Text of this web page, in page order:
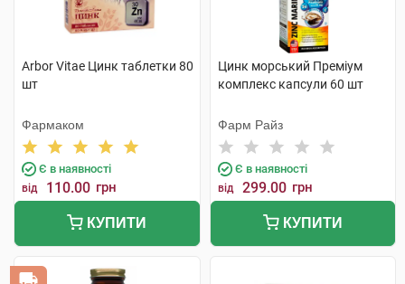
Arbor Vitae Цинк таблетки 80
шт
Фармаком
Є в наявності
від 110.00 грн
КУПИТИ
Цинк морський Преміум
комплекс капсули 60 шт
Фарм Райз
Є в наявності
від 299.00 грн
КУПИТИ